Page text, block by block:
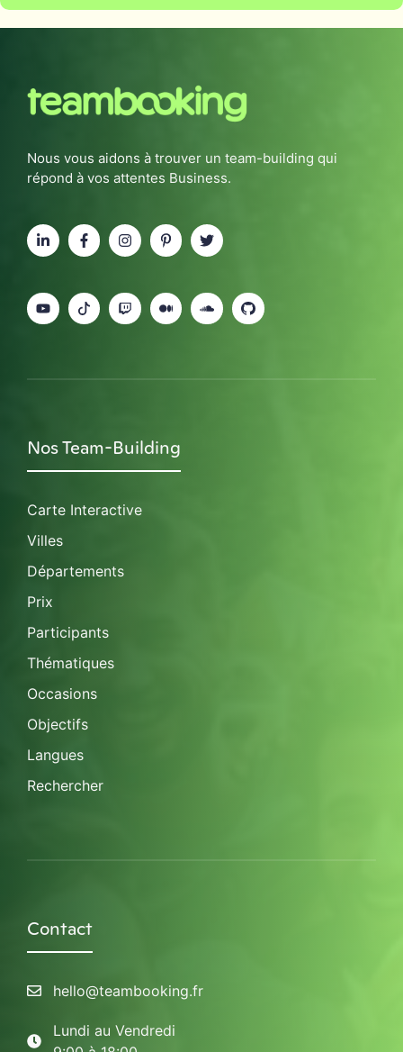
Nous vous aidons à trouver un team-building qui
répond à vos attentes Business.
Nos Team-Building
Carte Interactive
Villes
Départements
Prix
Participants
Thématiques
Occasions
Objectifs
Langues
Rechercher
Contact
hello@teambooking.fr
Lundi au Vendredi